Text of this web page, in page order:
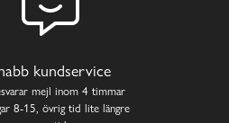
kundservice
mejl inom 4 timmar
8-15, övrig tid lite längre